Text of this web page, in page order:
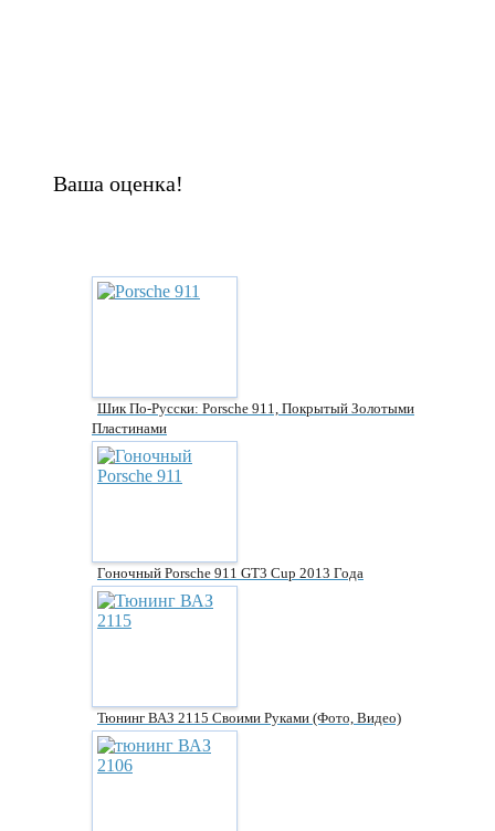
Ваша оценка!
Шик По-Русски: Porsche 911, Покрытый Золотыми
Пластинами
Гоночный Porsche 911 GT3 Cup 2013 Года
Тюнинг ВАЗ 2115 Своими Руками (фото, Видео)